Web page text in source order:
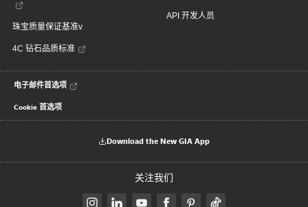
珠宝质量保证基准v
4C 钻石品质标准
API 开发人员
电子邮件首选项
Cookie 首选项
Download the New GIA App
关注我们